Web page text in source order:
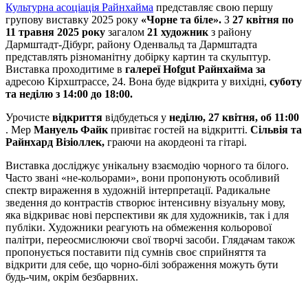
Культурна асоціація Райнхайма представляє свою першу
групову виставку 2025 року «Чорне та біле». З 27 квітня по
11 травня 2025 року загалом 21 художник з району
Дармштадт-Дібург, району Оденвальд та Дармштадта
представлять різноманітну добірку картин та скульптур.
Виставка проходитиме в галереї Hofgut Райнхайма за
адресою Кірхштрассе, 24. Вона буде відкрита у вихідні, суботу
та неділю з 14:00 до 18:00.
Урочисте відкриття відбудеться у неділю, 27 квітня, об 11:00
. Мер Мануель Файк привітає гостей на відкритті. Сільвія та
Райнхард Візіоллек, граючи на акордеоні та гітарі.
Виставка досліджує унікальну взаємодію чорного та білого.
Часто звані «не-кольорами», вони пропонують особливий
спектр вираження в художній інтерпретації. Радикальне
зведення до контрастів створює інтенсивну візуальну мову,
яка відкриває нові перспективи як для художників, так і для
публіки. Художники реагують на обмеження кольорової
палітри, переосмислюючи свої творчі засоби. Глядачам також
пропонується поставити під сумнів своє сприйняття та
відкрити для себе, що чорно-білі зображення можуть бути
будь-чим, окрім безбарвних.